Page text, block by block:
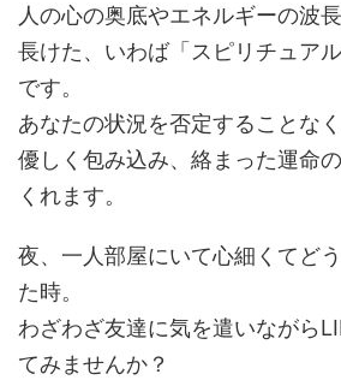
人の心の奥底やエネルギーの波
長けた、いわば「スピリチュア
です。
あなたの状況を否定することな
優しく包み込み、絡まった運命
くれます。
夜、一人部屋にいて心細くてど
た時。
わざわざ友達に気を遣いながら
てみませんか？